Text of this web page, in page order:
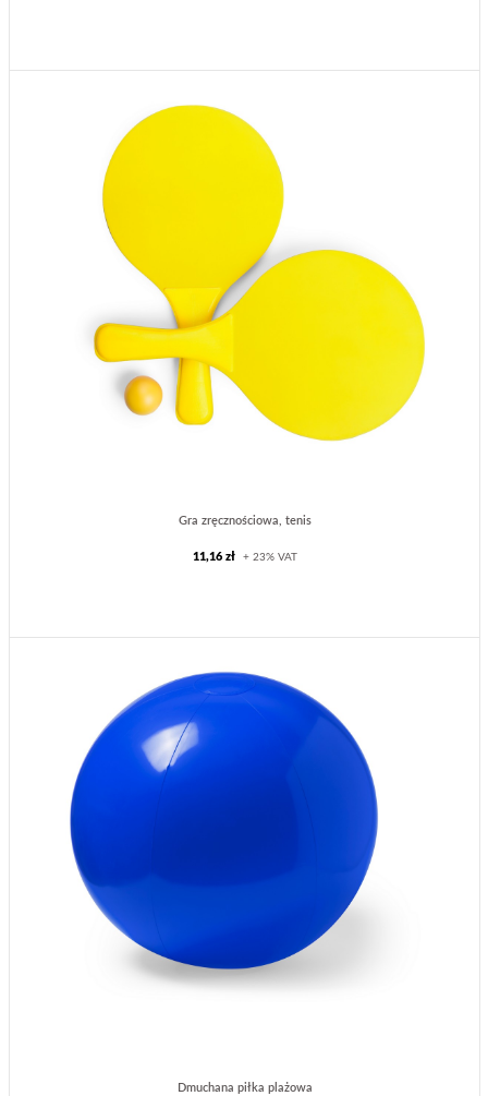
Gra zręcznościowa, tenis
11,16 zł + 23% VAT
Dmuchana piłka plażowa